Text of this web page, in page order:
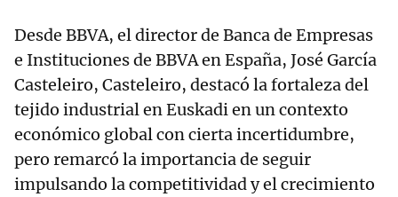
Desde BBVA, el director de Banca de Empresas
e Instituciones de BBVA en España, José García
Casteleiro, Casteleiro, destacó la fortaleza del
tejido industrial en Euskadi en un contexto
económico global con cierta incertidumbre,
pero remarcó la importancia de seguir
impulsando la competitividad y el crecimiento